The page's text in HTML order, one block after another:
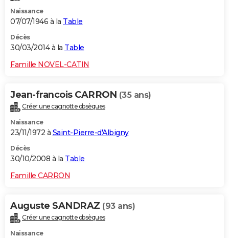
Naissance
07/07/1946 à la Table
Décès
30/03/2014 à la Table
Famille NOVEL-CATIN
Jean-francois CARRON (35 ans)
Créer une cagnotte obsèques
Naissance
23/11/1972 à Saint-Pierre-d'Albigny
Décès
30/10/2008 à la Table
Famille CARRON
Auguste SANDRAZ (93 ans)
Créer une cagnotte obsèques
Naissance